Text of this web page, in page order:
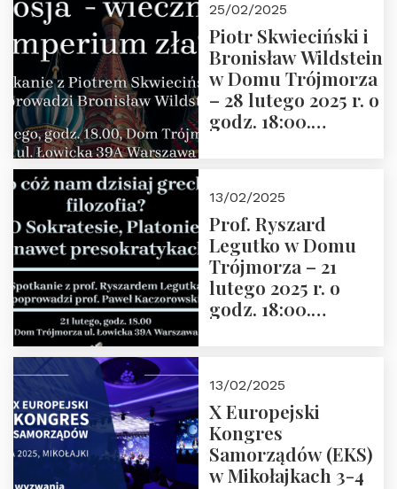
2025 r. godz. 17:30,
DAW ul. Miodowa
17/19
25/02/2025
Piotr Skwieciński i
Bronisław Wildstein
w Domu Trójmorza
– 28 lutego 2025 r. o
godz. 18:00.
13/02/2025
Prof. Ryszard
Legutko w Domu
Trójmorza – 21
lutego 2025 r. o
godz. 18:00.
Zapraszamy
13/02/2025
X Europejski
Kongres
Samorządów (EKS)
w Mikołajkach 3-4